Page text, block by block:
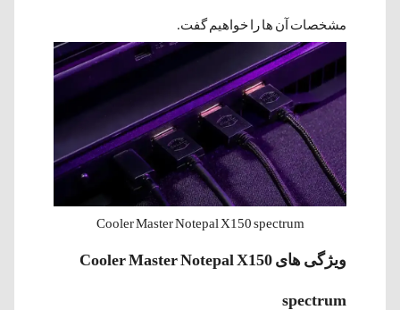
مشخصات آن ها را خواهیم گفت.
Cooler Master Notepal X150 spectrum
ویژگی های Cooler Master Notepal X150
spectrum